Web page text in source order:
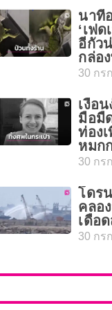
นาที
‘เฟ
อีกัว
กล่อ
30 กร
เงื่อ
มือมื
ท่อง
หมก
30 กร
โดร
คลอ
เดือ
30 กร